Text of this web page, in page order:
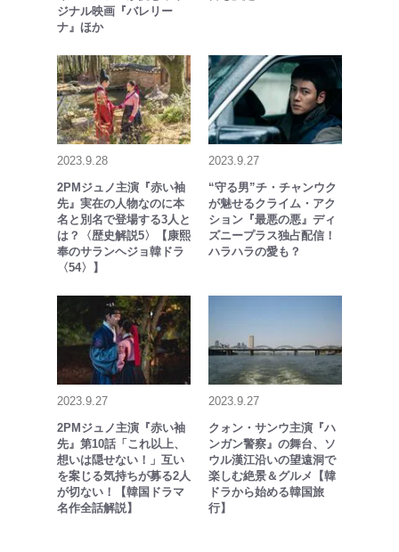
ジナル映画『バレリー
ナ』ほか
2023.9.28
2PMジュノ主演『赤い袖
先』実在の人物なのに本
名と別名で登場する3人と
は？〈歴史解説5〉【康熙
奉のサランヘジョ韓ドラ
〈54〉】
2023.9.27
“守る男”チ・チャンウク
が魅せるクライム・アク
ション『最悪の悪』ディ
ズニープラス独占配信！
ハラハラの愛も？
2023.9.27
2PMジュノ主演『赤い袖
先』第10話「これ以上、
想いは隠せない！」互い
を案じる気持ちが募る2人
が切ない！【韓国ドラマ
名作全話解説】
2023.9.27
クォン・サンウ主演『ハ
ンガン警察』の舞台、ソ
ウル漢江沿いの望遠洞で
楽しむ絶景＆グルメ【韓
ドラから始める韓国旅
行】